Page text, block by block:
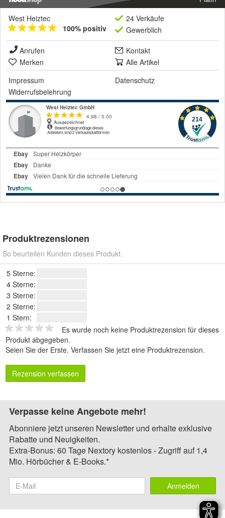
West Heiztec
100% positiv
24 Verkäufe
Gewerblich
Anrufen
Kontakt
Merken
Alle Artikel
Impressum
Datenschutz
Widerrufsbelehrung
Produktrezensionen
So beurteilen Kunden dieses Produkt.
5 Sterne:
4 Sterne:
3 Sterne:
2 Sterne:
1 Stern:
Es wurde noch keine Produktrezension für dieses
Produkt abgegeben.
Seien Sie der Erste. Verfassen Sie jetzt eine Produktrezension.
Rezension verfassen
Verpasse keine Angebote mehr!
Abonniere jetzt unseren Newsletter und erhalte exklusive
Rabatte und Neuigkeiten.
Extra-Bonus: 60 Tage Nextory kostenlos - Zugriff auf 1,4
Mio. Hörbücher & E-Books.*
Anmelden